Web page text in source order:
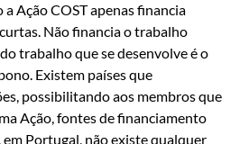
Ação COST apenas financia
Não financia o trabalho
trabalho que se desenvolve é o
Existem países que
possibilitando aos membros que
Ação, fontes de financiamento
Portugal, não existe qualquer